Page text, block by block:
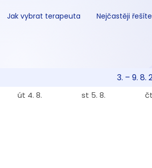
Jak vybrat terapeuta Nejčastěji řešíte
3. – 9. 8.
út 4. 8. st 5. 8.